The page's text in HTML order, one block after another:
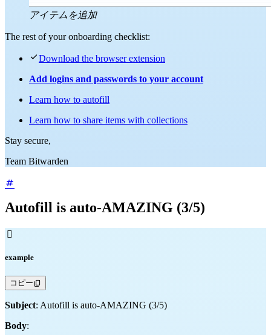
アイテムを追加
The rest of your onboarding checklist:
Download the browser extension
Add logins and passwords to your account
Learn how to autofill
Learn how to share items with collections
Stay secure,
Team Bitwarden
Autofill is auto-AMAZING (3/5)

example
コピー
Subject: Autofill is auto-AMAZING (3/5)
Body: